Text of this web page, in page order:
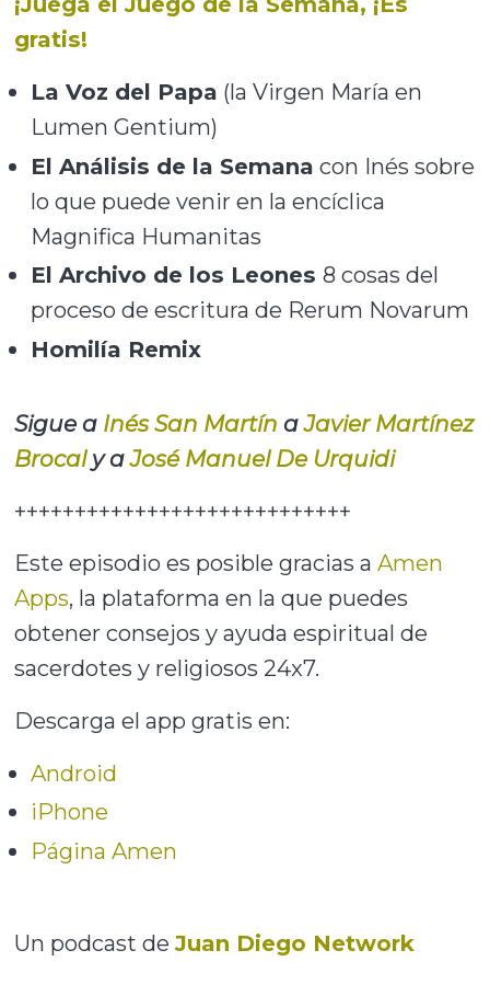
gratis!
La Voz del Papa (la Virgen María en
Lumen Gentium)
El Análisis de la Semana con Inés sobre
lo que puede venir en la encíclica
Magnifica Humanitas
El Archivo de los Leones8 cosas del
proceso de escritura de Rerum Novarum
Homilía Remix
Sigue a Inés San Martín aJavier Martínez
Brocaly aJosé Manuel De Urquidi
++++++++++++++++++++++++++++
Este episodio es posible gracias aAmen
Apps, la plataforma en la que puedes
obtener consejos y ayuda espiritual de
sacerdotes y religiosos 24x7.
Descarga el app gratis en:
Android
iPhone
Página Amen
Un podcast deJuan Diego Network